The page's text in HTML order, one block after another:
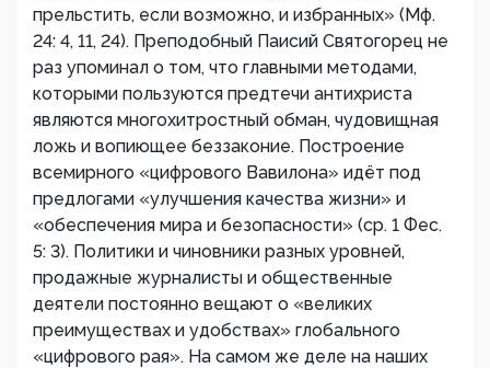
прельстить, если возможно, и избранных» (Мф.
24: 4, 11, 24). Преподобный Паисий Святогорец не
раз упоминал о том, что главными методами,
которыми пользуются предтечи антихриста
являются многохитростный обман, чудовищная
ложь и вопиющее беззаконие. Построение
всемирного «цифрового Вавилона» идёт под
предлогами «улучшения качества жизни» и
«обеспечения мира и безопасности» (ср. 1 Фес.
5: 3). Политики и чиновники разных уровней,
продажные журналисты и общественные
деятели постоянно вещают о «великих
преимуществах и удобствах» глобального
«цифрового рая». На самом же деле на наших